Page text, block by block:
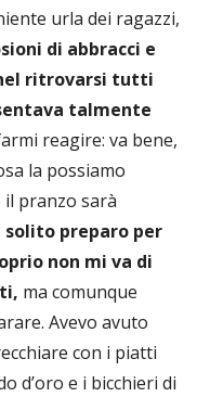
urla dei ragazzi,
di abbracci e
ritrovarsi tutti
talmente
reagire: va bene,
la possiamo
pranzo sarà
solito preparo per
non mi va di
ma comunque
Avevo avuto
con i piatti
d’oro e i bicchieri di